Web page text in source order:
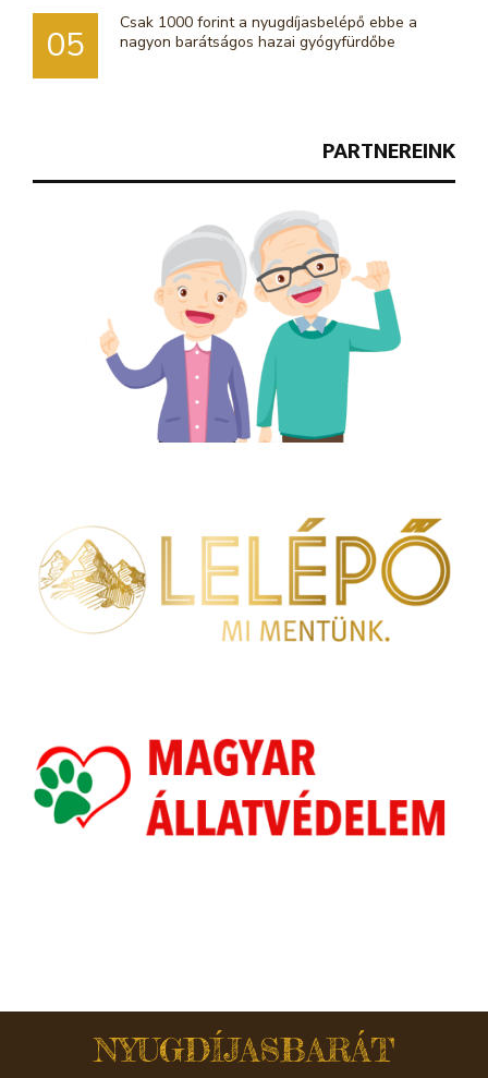
PARTNEREINK
05
Csak 1000 forint a nyugdíjasbelépő ebbe a
nagyon barátságos hazai gyógyfürdőbe
NYUGDÍJASBARÁT